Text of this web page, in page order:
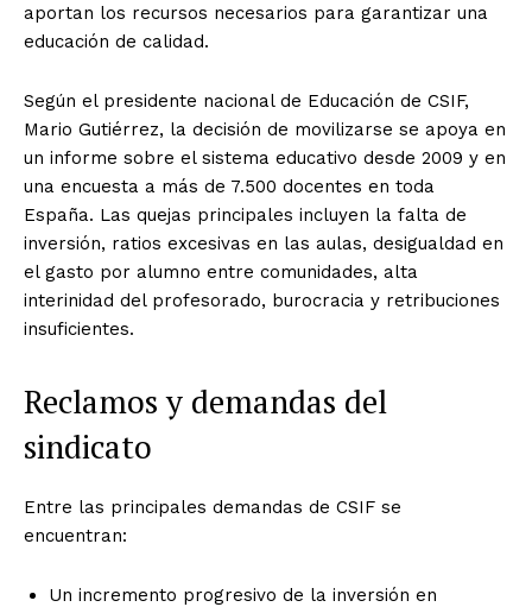
aportan los recursos necesarios para garantizar una
educación de calidad.
Según el presidente nacional de Educación de CSIF,
Mario Gutiérrez, la decisión de movilizarse se apoya en
un informe sobre el sistema educativo desde 2009 y en
una encuesta a más de 7.500 docentes en toda
España. Las quejas principales incluyen la falta de
inversión, ratios excesivas en las aulas, desigualdad en
el gasto por alumno entre comunidades, alta
interinidad del profesorado, burocracia y retribuciones
insuficientes.
Reclamos y demandas del
sindicato
Entre las principales demandas de CSIF se
encuentran:
Un incremento progresivo de la inversión en